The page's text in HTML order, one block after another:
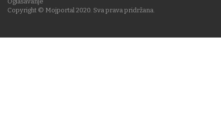
Copyright © Mojportal 2020. Sva prava pridržana.